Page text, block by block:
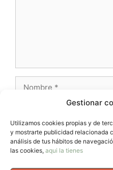
Gestionar
Utilizamos cookies propias y de
y mostrarte publicidad relacionada
análisis de tus hábitos de
las cookies, aqui la tienes
electrónico
Web